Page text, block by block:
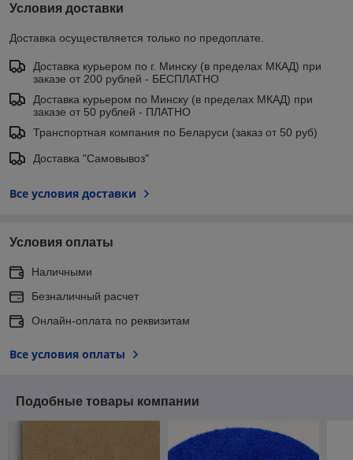
Условия доставки
Доставка осуществляется только по предоплате.
Доставка курьером по г. Минску (в пределах МКАД) при
заказе от 200 рублей - БЕСПЛАТНО
Доставка курьером по Минску (в пределах МКАД) при
заказе от 50 рублей - ПЛАТНО
Транспортная компания по Беларуси (заказ от 50 руб)
Доставка "Самовывоз"
Все условия доставки
Условия оплаты
Наличными
Безналичный расчет
Онлайн-оплата по реквизитам
Все условия оплаты
Подобные товары компании